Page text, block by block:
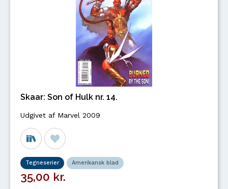
Skaar: Son of Hulk nr. 14.
Udgivet af Marvel 2009
Tegneserier Amerikansk blad
35,00 kr.